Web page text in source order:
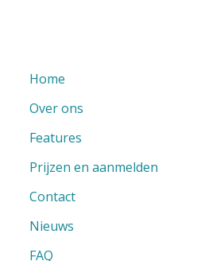
Home
Over ons
Features
Prijzen en aanmelden
Contact
Nieuws
FAQ